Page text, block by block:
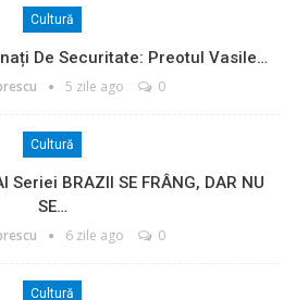
Cultură
De Securitate: Preotul Vasile…
5 zile ago 0
Cultură
BRAZII SE FRÂNG, DAR NU
SE…
6 zile ago 0
Cultură